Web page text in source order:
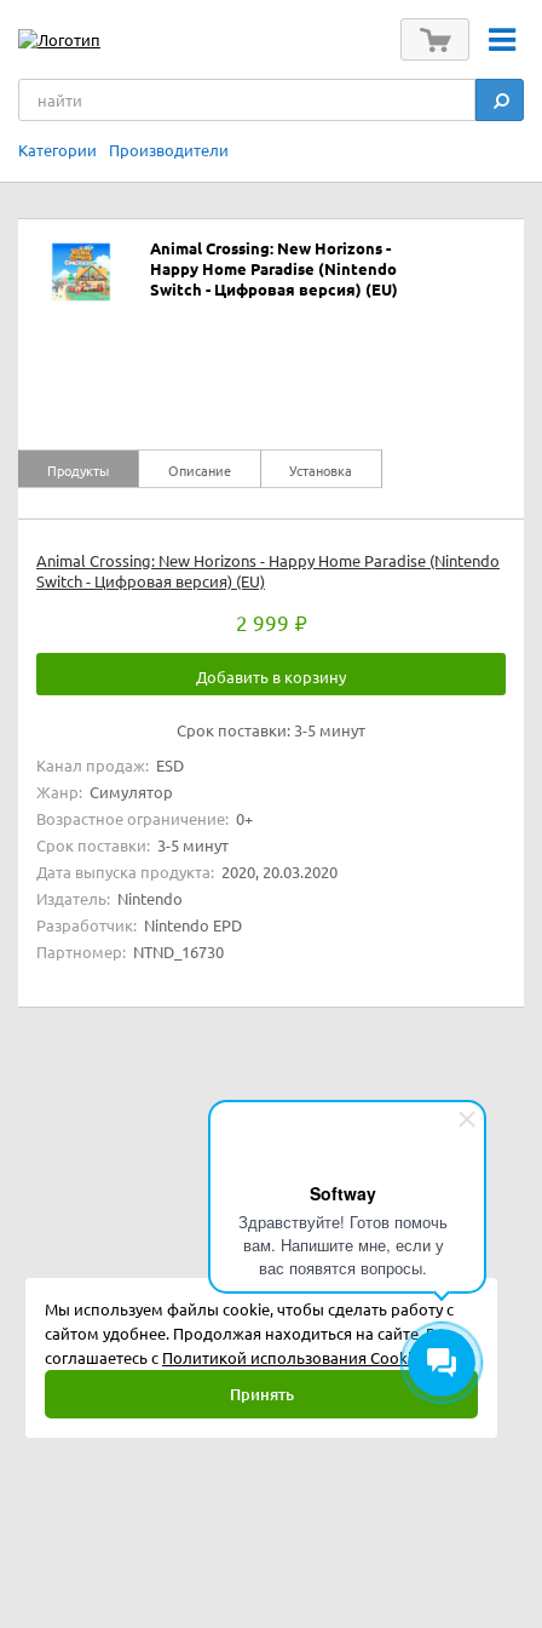
Softway
Здравствуйте! Готов помочь
вам. Напишите мне, если у
вас появятся вопросы.
Категории Производители
Animal Crossing: New Horizons -
Happy Home Paradise (Nintendo
Switch - Цифровая версия) (EU)
Продукты Описание Установка
Animal Crossing: New Horizons - Happy Home Paradise (Nintendo
Switch - Цифровая версия) (EU)
2 999
Добавить в корзину
Срок поставки: 3-5 минут
Канал продаж: ESD
Жанр: Симулятор
Возрастное ограничение: 0+
Срок поставки: 3-5 минут
Дата выпуска продукта: 2020, 20.03.2020
Издатель: Nintendo
Разработчик: Nintendo EPD
Партномер: NTND_16730
Мы используем файлы cookie, чтобы сделать работу с
сайтом удобнее. Продолжая находиться на сайте, Вы
соглашаетесь с Политикой использования Cookies.
Принять